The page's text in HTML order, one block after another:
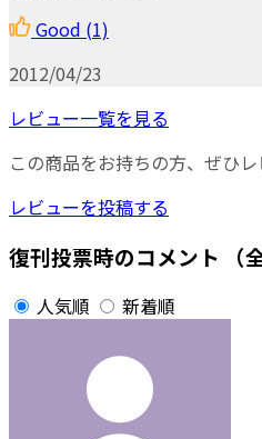
Good (1)
2012/04/23
レビュー一覧を見る
この商品をお持ちの方、ぜひ
レビューを投稿する
復刊投票時のコメント （
人気順 新着順